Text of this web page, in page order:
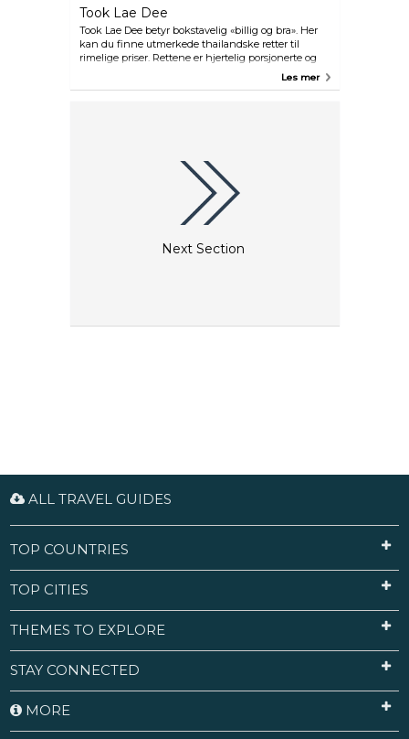
Took Lae Dee
Took Lae Dee betyr bokstavelig «billig og bra». Her
kan du finne utmerkede thailandske retter til
rimelige priser. Rettene er hjertelig porsjonerte og
de smilende kokkene står fullt synlig ved en lang
Les mer
Next Section
ALL TRAVEL GUIDES
TOP COUNTRIES
TOP CITIES
THEMES TO EXPLORE
STAY CONNECTED
MORE